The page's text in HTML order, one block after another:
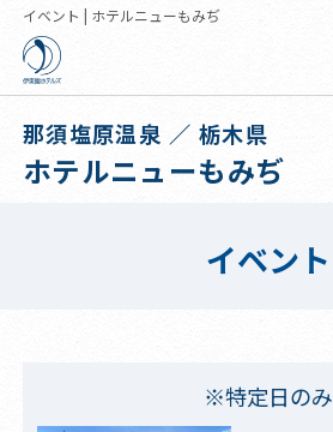
イベント | ホテルニューもみぢ
那須塩原温泉 ／ 栃木県
ホテルニューもみぢ
イベント
※特定日のみ